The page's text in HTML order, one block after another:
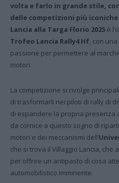
volta e farlo in grande stile,
delle competizioni più
Lancia alla Targa Florio 2025 è
Trofeo Lancia Rally4 Hf, con
passione per permettere al
motori.
La competizione si rivolge
di trasformarli nei piloti di rally di
di espandere la propria presenza
da cornice a questo sogno di
motori e dei meccanismi dell’
che si trova il Villaggio Lancia,
per offrire un antipasto di cosa
automobilistico imminente.